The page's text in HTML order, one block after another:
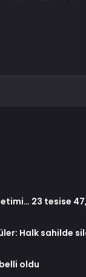
23 tesise
Halk sahilde
oldu